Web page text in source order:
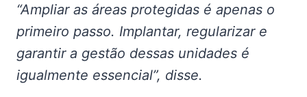
“Ampliar as áreas protegidas é apenas o
primeiro passo. Implantar, regularizar e
garantir a gestão dessas unidades é
igualmente essencial”, disse.